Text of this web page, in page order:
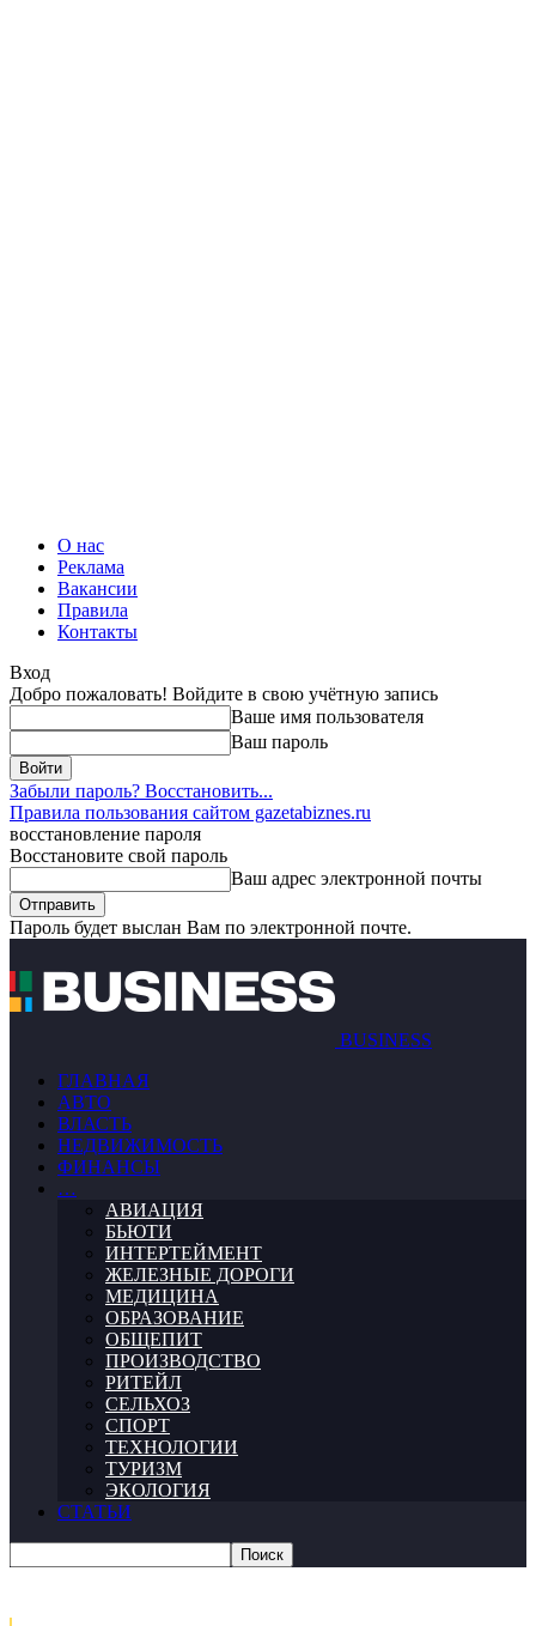
О нас
Реклама
Вакансии
Правила
Контакты
Вход
Добро пожаловать! Войдите в свою учётную запись
Ваше имя пользователя
Ваш пароль
Забыли пароль? Восстановить...
Правила пользования сайтом gazetabiznes.ru
восстановление пароля
Восстановите свой пароль
Ваш адрес электронной почты
Пароль будет выслан Вам по электронной почте.
BUSINESS
ГЛАВНАЯ
АВТО
ВЛАСТЬ
НЕДВИЖИМОСТЬ
ФИНАНСЫ
…
АВИАЦИЯ
БЬЮТИ
ИНТЕРТЕЙМЕНТ
ЖЕЛЕЗНЫЕ ДОРОГИ
МЕДИЦИНА
ОБРАЗОВАНИЕ
ОБЩЕПИТ
ПРОИЗВОДСТВО
РИТЕЙЛ
СЕЛЬХОЗ
СПОРТ
ТЕХНОЛОГИИ
ТУРИЗМ
ЭКОЛОГИЯ
СТАТЬИ